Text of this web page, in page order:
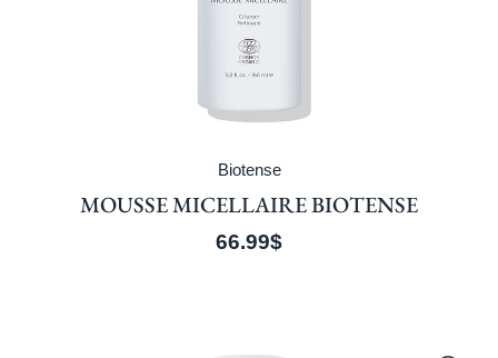
Biotense
MOUSSE MICELLAIRE BIOTENSE
66.99$